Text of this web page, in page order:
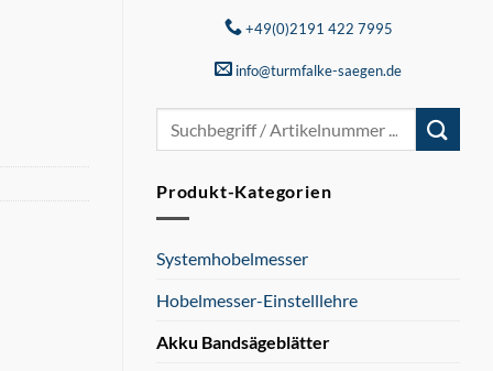
+49(0)2191 422 7995
info@turmfalke-saegen.de
Suchen
nach:
Produkt-Kategorien
Systemhobelmesser
Hobelmesser-Einstelllehre
Akku Bandsägeblätter